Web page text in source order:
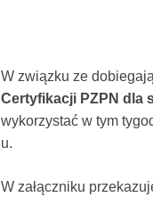
W związku ze
Certyfikacji PZPN dla
wykorzystać w tym
u.
W załączniku